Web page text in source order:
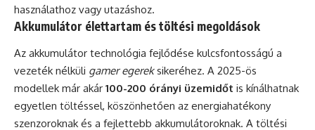
használathoz vagy utazáshoz.
Akkumulátor élettartam és töltési megoldások
Az akkumulátor technológia fejlődése kulcsfontosságú a
vezeték nélküli gamer egereksikeréhez. A 2025-ös
modellek már akár 100-200 órányi üzemidőt is kínálhatnak
egyetlen töltéssel, köszönhetően az energiahatékony
szenzoroknak és a fejlettebb akkumulátoroknak. A töltési